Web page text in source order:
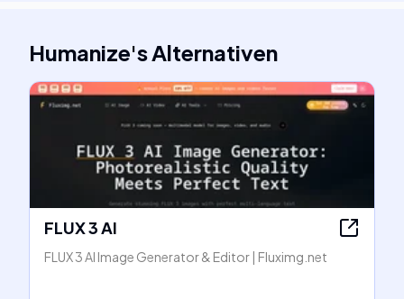
Humanize'sAlternativen
FLUX 3 AI
FLUX 3 AI Image Generator & Editor | Fluximg.net